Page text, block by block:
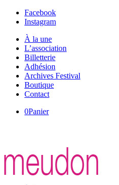
Facebook
Instagram
À la une
L’association
Billetterie
Adhésion
Archives Festival
Boutique
Contact
0Panier